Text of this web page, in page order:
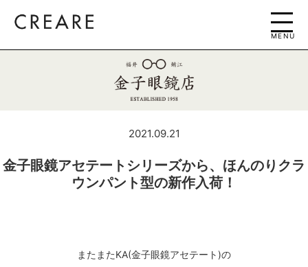
MENU
2021.09.21
金子眼鏡アセテートシリーズから、ほんのりクラ
ウンパント型の新作入荷！
またまたKA(金子眼鏡アセテート)の